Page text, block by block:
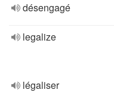
désengagé
legalize
légaliser